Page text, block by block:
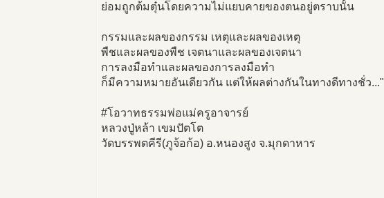
ย่อมถูกต้มตุ๋นโดยความไม่แยบคายของตนอยู่ตราบนั้น
กรรมและผลของกรรม เหตุและผลของเหตุ
พืชและผลของพืช เจตนาและผลของเจตนา
การลงมือทำและผลของการลงมือทำ
ก็มีความหมายอันเดียวกัน แต่ให้ผลต่างกันในทางดีทางชั่ว..."
#โอวาทธรรมพ่อแม่ครูอาจารย์
หลวงปู่หล้า เขมปัตโต
วัดบรรพตคีรี(ภูจ้อก้อ) อ.หนองสูง จ.มุกดาหาร